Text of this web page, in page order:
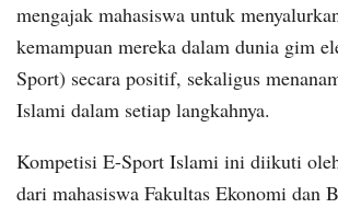
mengajak mahasiswa untuk
kemampuan mereka dalam dunia gim
Sport) secara positif, sekaligus
Islami dalam setiap langkahnya.
Kompetisi E-Sport Islami ini diikuti
dari mahasiswa Fakultas Ekonomi dan